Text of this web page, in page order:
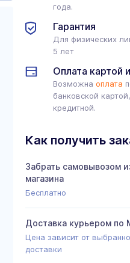
года.
Гарантия
Для физических
5 лет
Оплата картой
Возможнаоплата
банковской
кредитной.
Как получить
Забрать самовывозом
магазина
Бесплатно
Доставка курьером по
Цена зависит от
доставки